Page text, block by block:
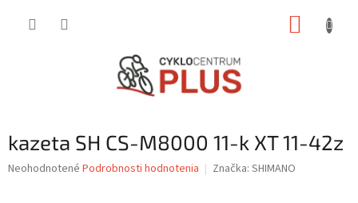
kazeta SH CS-M8000 11-k XT 11-42z
Priemerné
Neohodnotené Podrobnosti hodnotenia Značka: SHIMANO